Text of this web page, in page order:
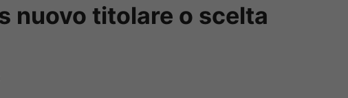
nuovo titolare o scelta